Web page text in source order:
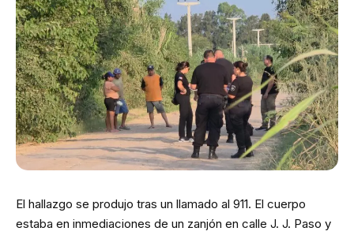
El hallazgo se produjo tras un llamado al 911. El cuerpo
estaba en inmediaciones de un zanjón en calle J. J. Paso y